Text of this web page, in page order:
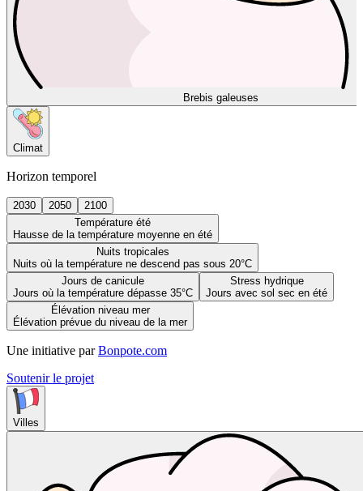
Brebis galeuses
Climat
Horizon temporel
2030 2050
2100
Température été
Hausse de la température moyenne en été
Nuits tropicales
Nuits où la température ne descend pas sous 20°C
Jours de canicule
Jours où la température dépasse 35°C
Stress hydrique
Jours avec sol sec en été
Élévation niveau mer
Élévation prévue du niveau de la mer
Une initiative par Bonpote.com
Soutenir le projet
Villes